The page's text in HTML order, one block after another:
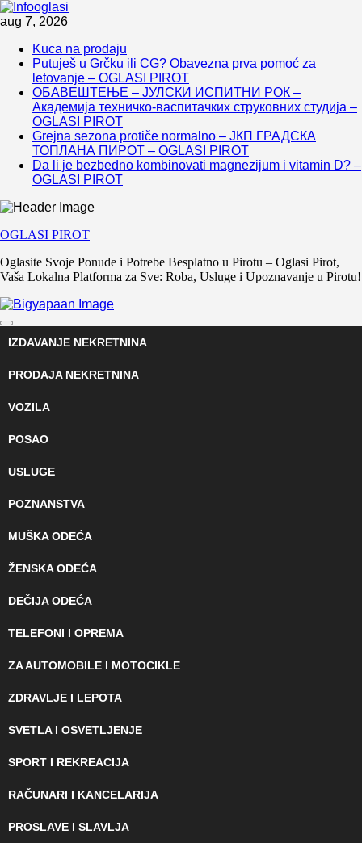
Skip
content
aug 7, 2026
Kuca na prodaju
Putuješ u Grčku ili CG? Obavezna prva pomoć za
letovanje – OGLASI PIROT
ОБАВЕШТЕЊЕ – ЈУЛСКИ ИСПИТНИ РОК –
Академија техничко-васпитачких струковних студија –
OGLASI PIROT
Grejna sezona protiče normalno – ЈКП ГРАДСКА
ТОПЛАНА ПИРОТ – OGLASI PIROT
Da li je bezbedno kombinovati magnezijum i vitamin D? –
OGLASI PIROT
OGLASI PIROT
Oglasite Svoje Ponude i Potrebe Besplatno u Pirotu – Oglasi Pirot,
Vaša Lokalna Platforma za Sve: Roba, Usluge i Upoznavanje u Pirotu!
IZDAVANJE NEKRETNINA
PRODAJA NEKRETNINA
VOZILA
POSAO
USLUGE
POZNANSTVA
MUŠKA ODEĆA
ŽENSKA ODEĆA
DEČIJA ODEĆA
TELEFONI I OPREMA
ZA AUTOMOBILE I MOTOCIKLE
ZDRAVLJE I LEPOTA
SVETLA I OSVETLJENJE
SPORT I REKREACIJA
RAČUNARI I KANCELARIJA
PROSLAVE I SLAVLJA